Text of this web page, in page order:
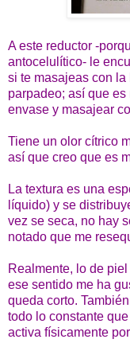
A este reductor -
antocelulítico- le
si te masajeas con
parpadeo; así que
envase y masajear
Tiene un olor cítrico
así que creo que es
La textura es una
líquido) y se
vez se seca, no hay
notado que me
Realmente, lo de
ese sentido me ha
queda corto.
todo lo constante
activa físicamente